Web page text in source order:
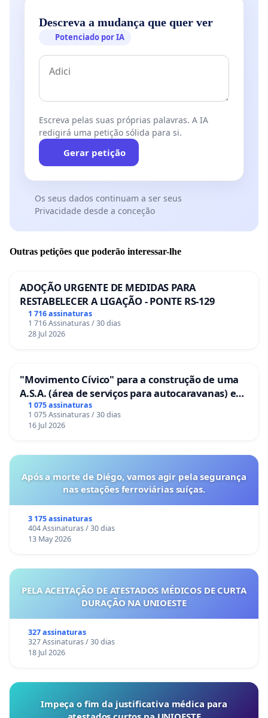
Descreva a mudança que quer ver
Potenciado por IA
Escreva pelas suas próprias palavras. A IA
redigirá uma petição sólida para si.
Gerar petição
Os seus dados continuam a ser seus
Privacidade desde a conceção
Outras petições que poderão interessar-lhe
ADOÇÃO URGENTE DE MEDIDAS PARA
RESTABELECER A LIGAÇÃO - PONTE RS-129
1 716 assinaturas
1 716 Assinaturas / 30 dias
28 Jul 2026
"Movimento Cívico" para a construção de uma
A.S.A. (área de serviços para autocaravanas) em
Coimbra
1 075 assinaturas
1 075 Assinaturas / 30 dias
16 Jul 2026
Após a morte de Diégo, vamos agir pela segurança
nas estações ferroviárias suíças.
3 175 assinaturas
404 Assinaturas / 30 dias
13 May 2026
PELA ACEITAÇÃO DE ATESTADOS MÉDICOS DE CURTA
DURAÇÃO NA UNIOESTE
327 assinaturas
327 Assinaturas / 30 dias
18 Jul 2026
Impeça o fim da justificativa médica para